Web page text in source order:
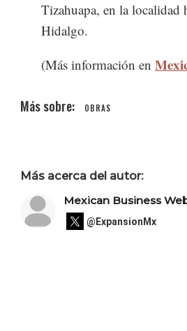
Tizahuapa, en la
Hidalgo.
(Más información en
OBRAS
Más acerca del autor:
Mexican Business
@ExpansionMx